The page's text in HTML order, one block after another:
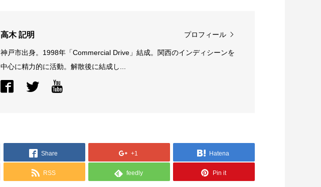
高木 記明 プロフィール
神戸市出身。1998年「Commercial Drive」結成。関西のインディシーンを
中心に精力的に活動。解散後に結成し...
Share +1 Hatena
RSS feedly Pin it